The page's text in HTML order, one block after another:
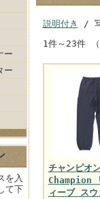
ー
ー
を入
て下
説明付き
/
1件～23件 （
チャンピオ
Champion
ィーブ スウ